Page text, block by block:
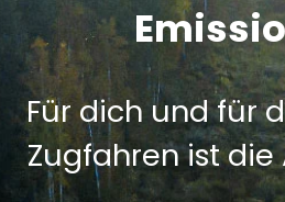
Für dich und für
Zugfahren ist die